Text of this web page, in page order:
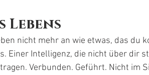
Lebens
nicht mehr an wie etwas, das du
Einer Intelligenz, die nicht über dir
Verbunden. Geführt. Nicht im